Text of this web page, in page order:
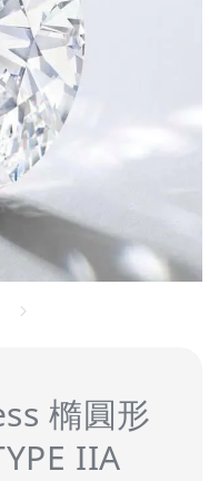
橢圓形
IIA